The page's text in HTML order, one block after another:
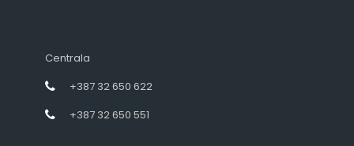
Centrala
+387 32 650 622
+387 32 650 551